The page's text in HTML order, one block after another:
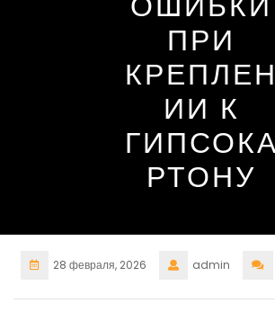
ПРИ
КРЕПЛЕН
ИИ К
РТОНУ
28 февраля, 2026 admin